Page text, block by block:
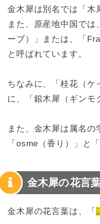
金木犀は別名では「木
また、原産地中国で
ーブ）」または、「
と呼ばれています。
ちなみに、「桂花（ケ
に、「銀木犀（ギンモ
また、金木犀は属名
「osme（香り）」と
金木犀の花言
金木犀の花言葉は、「